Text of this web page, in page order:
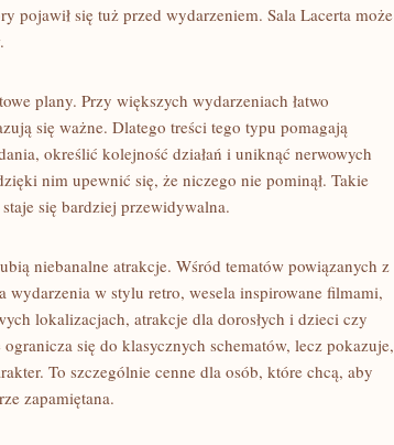
pojawił się tuż przed wydarzeniem. Sala Lacerta może
plany. Przy większych wydarzeniach łatwo
się ważne. Dlatego treści tego typu pomagają
określić kolejność działań i uniknąć nerwowych
nim upewnić się, że niczego nie pominął. Takie
się bardziej przewidywalna.
niebanalne atrakcje. Wśród tematów powiązanych z
wydarzenia w stylu retro, wesela inspirowane filmami,
lokalizacjach, atrakcje dla dorosłych i dzieci czy
się do klasycznych schematów, lecz pokazuje,
To szczególnie cenne dla osób, które chcą, aby
zapamiętana.